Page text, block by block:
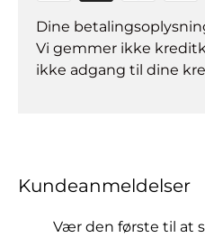
Dine
Vi gemmer ikke
ikke adgang til dine
Kundeanmeldelser
Vær den første til at